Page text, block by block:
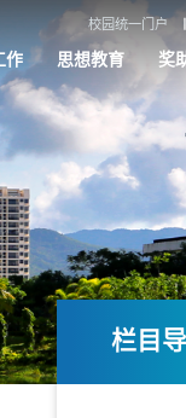
校园统一门户
作 思想教育 奖
栏目